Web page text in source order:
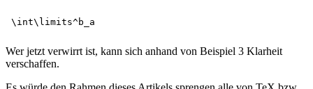
Wer jetzt verwirrt ist, kann sich anhand von Beispiel 3 Klarheit
verschaffen.